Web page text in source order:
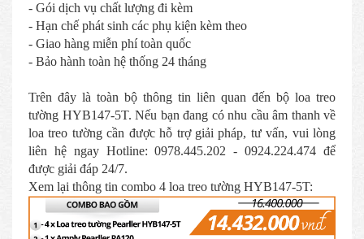
- Gói dịch vụ chất lượng đi kèm
- Hạn chế phát sinh các phụ kiện kèm theo
- Giao hàng miễn phí toàn quốc
- Bảo hành toàn hệ thống 24 tháng
Trên đây là toàn bộ thông tin liên quan đến bộ loa treo
tường HYB147-5T. Nếu bạn đang có nhu cầu âm thanh về
loa treo tường cần được hỗ trợ giải pháp, tư vấn, vui lòng
liên hệ ngay Hotline: 0978.445.202 - 0924.224.474 để
được giải đáp 24/7.
Xem lại thông tin combo 4 loa treo tường HYB147-5T: